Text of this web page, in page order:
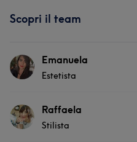
Scopri il team
Emanuela
Estetista
Servizi Raffaela
Stilista